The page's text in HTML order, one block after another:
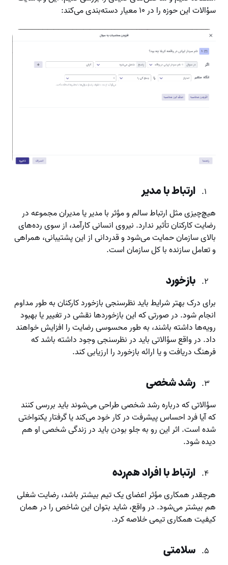
سؤالات این حوزه را در ۱۰ معیار دسته‌بندی می‌کند:
ارتباط با مدیر
هیچ‌چیزی مثل ارتباط سالم و مؤثر با مدیر یا مدیران مجموعه در
رضایت کارکنان تأثیر ندارد. نیروی انسانی کارآمد، از سوی رده‌های
بالای سازمان حمایت می‌شود و قدردانی از این پشتیبانی، همراهی
و تعامل سازنده با کل سازمان است.
بازخورد
برای درک بهتر شرایط باید نظرسنجی بازخورد کارکنان به طور مداوم
انجام شود. در صورتی که این بازخوردها نقشی در تغییر یا بهبود
رویه‌ها داشته باشند، به طور محسوسی رضایت را افزایش خواهند
داد. در واقع سؤالاتی باید در نظرسنجی وجود داشته باشد که
فرهنگ دریافت و یا ارائه بازخورد را ارزیابی کند.
رشد شخصی
سؤالاتی که درباره رشد شخصی طراحی می‌شوند باید بررسی کنند
که آیا فرد احساس پیشرفت در کار خود می‌کند یا گرفتار یکنواختی
شده است. اثر این رو به جلو بودن باید در زندگی شخصی او هم
دیده شود.
ارتباط با افراد هم‌رده
هرچقدر همکاری مؤثر اعضای یک تیم بیشتر باشد، رضایت شغلی
هم بیشتر می‌شود. در واقع، شاید بتوان این شاخص را در همان
کیفیت همکاری تیمی خلاصه کرد.
سلامتی